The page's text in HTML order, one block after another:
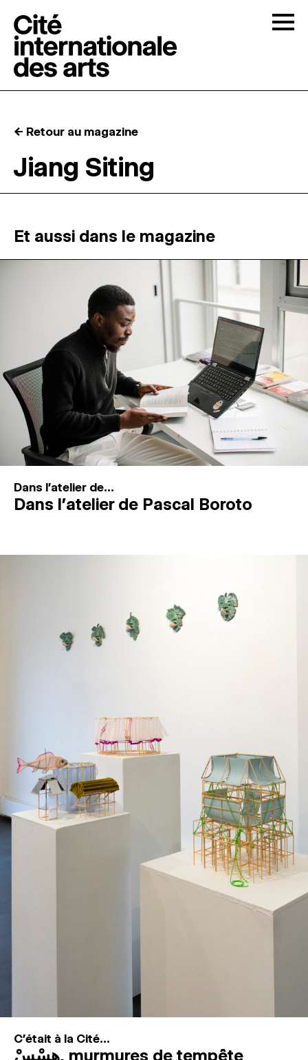
RÉSIDENCES ↓
ATELIERS OUVERTS
ESPACES DE PRATIQUE ARTISTIQUE ↓
Recherche
Connexion
↓
← Retour au magazine
Jiang Siting
Et aussi dans le magazine
Dans l'atelier de...
Dans l’atelier de Pascal Boroto
C'était à la Cité...
هِسْسْ, murmures de tempête